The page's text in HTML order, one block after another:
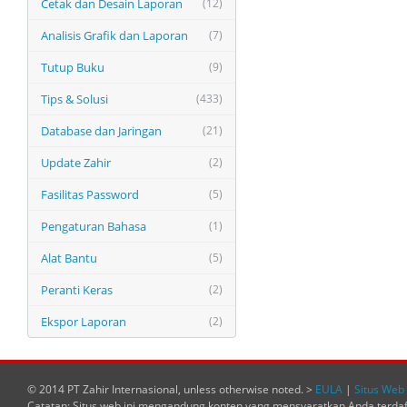
(12)
Cetak dan Desain Laporan
(7)
Analisis Grafik dan Laporan
(9)
Tutup Buku
(433)
Tips & Solusi
(21)
Database dan Jaringan
(2)
Update Zahir
(5)
Fasilitas Password
(1)
Pengaturan Bahasa
(5)
Alat Bantu
(2)
Peranti Keras
(2)
Ekspor Laporan
© 2014 PT Zahir Internasional, unless otherwise noted. > EULA | Situs